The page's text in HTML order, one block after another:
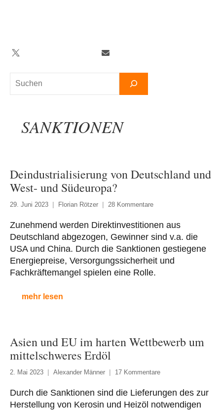
Suchen
Twitter TelegramNewsletter
SANKTIONEN
Deindustrialisierung von Deutschland und
West- und Südeuropa?
29. Juni 2023 Florian Rötzer 28 Kommentare
Zunehmend werden Direktinvestitionen aus
Deutschland abgezogen, Gewinner sind v.a. die
USA und China. Durch die Sanktionen gestiegene
Energiepreise, Versorgungssicherheit und
Fachkräftemangel spielen eine Rolle.
mehr lesen
Asien und EU im harten Wettbewerb um
mittelschweres Erdöl
2. Mai 2023 Alexander Männer 17 Kommentare
Durch die Sanktionen sind die Lieferungen des zur
Herstellung von Kerosin und Heizöl notwendigen